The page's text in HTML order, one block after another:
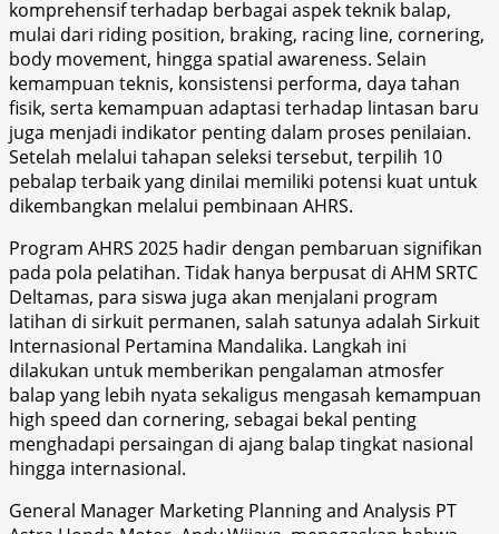
komprehensif terhadap berbagai aspek teknik balap,
mulai dari riding position, braking, racing line, cornering,
body movement, hingga spatial awareness. Selain
kemampuan teknis, konsistensi performa, daya tahan
fisik, serta kemampuan adaptasi terhadap lintasan baru
juga menjadi indikator penting dalam proses penilaian.
Setelah melalui tahapan seleksi tersebut, terpilih 10
pebalap terbaik yang dinilai memiliki potensi kuat untuk
dikembangkan melalui pembinaan AHRS.
Program AHRS 2025 hadir dengan pembaruan signifikan
pada pola pelatihan. Tidak hanya berpusat di AHM SRTC
Deltamas, para siswa juga akan menjalani program
latihan di sirkuit permanen, salah satunya adalah Sirkuit
Internasional Pertamina Mandalika. Langkah ini
dilakukan untuk memberikan pengalaman atmosfer
balap yang lebih nyata sekaligus mengasah kemampuan
high speed dan cornering, sebagai bekal penting
menghadapi persaingan di ajang balap tingkat nasional
hingga internasional.
General Manager Marketing Planning and Analysis PT